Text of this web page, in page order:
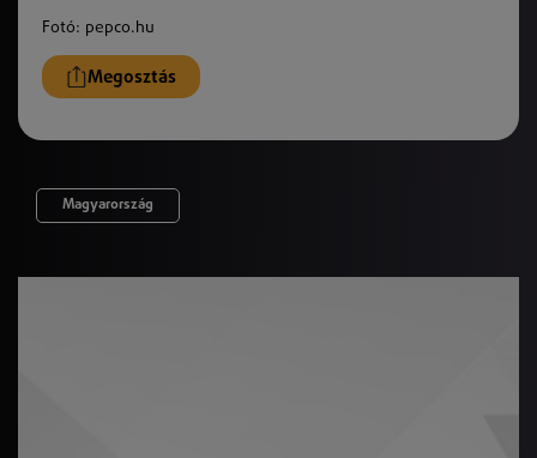
Fotó: pepco.hu
Megosztás
Magyarország